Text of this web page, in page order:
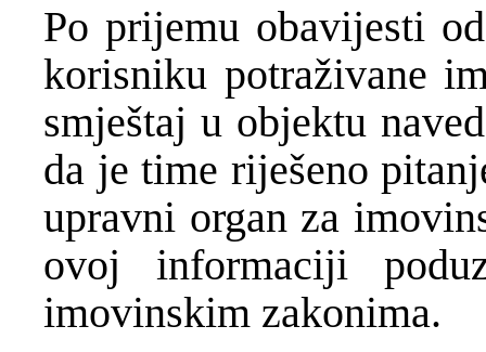
Po prijemu obavijesti
korisniku potraživane
smještaj u objektu
da je time riješeno
upravni organ za
ovoj informaciji
imovinskim zakonima.